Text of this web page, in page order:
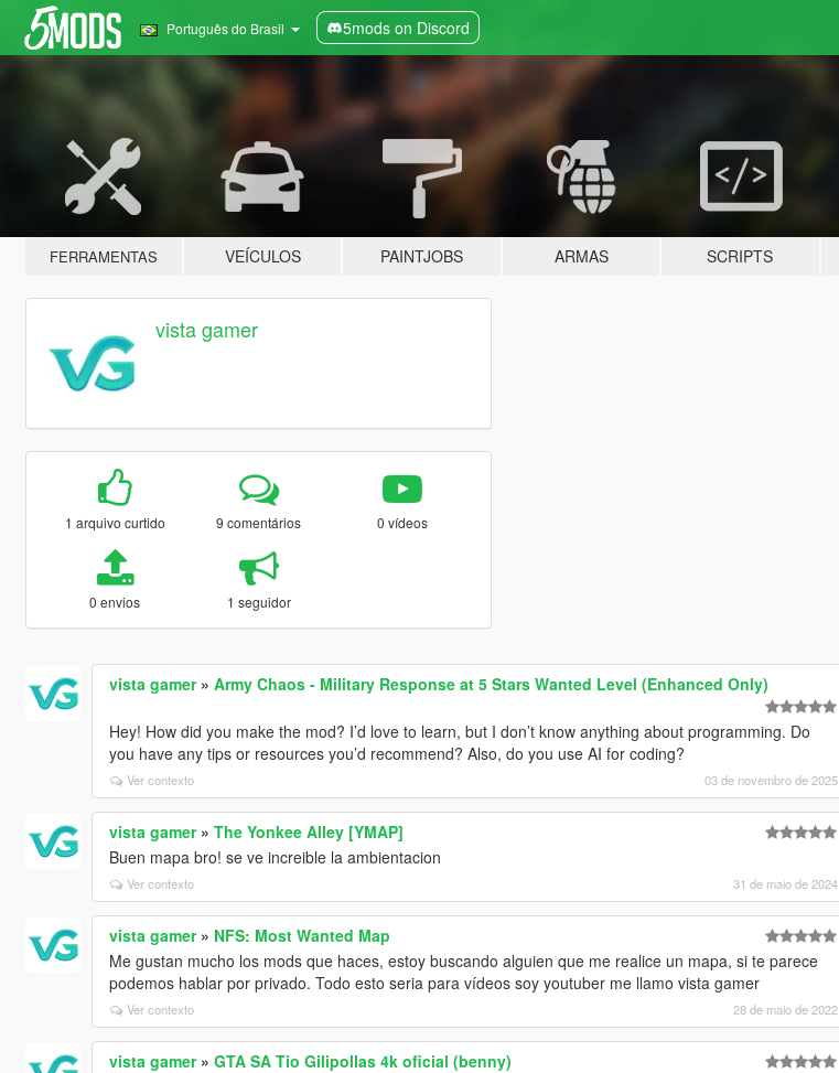
Português do Brasil 5mods on Discord
FERRAMENTAS VEÍCULOS PAINTJOBS ARMAS SCRIPTS
vista gamer
1 arquivo curtido 9 comentários 0 vídeos
0 envios 1 seguidor
vista gamer» Army Chaos - Military Response at 5 Stars Wanted Level (Enhanced Only)
Hey! How did you make the mod? I’d love to learn, but I don’t know anything about programming. Do
you have any tips or resources you’d recommend? Also, do you use AI for coding?
Ver contexto 03 de novembro de 2025
vista gamer» The Yonkee Alley [YMAP]
Buen mapa bro! se ve increible la ambientacion
Ver contexto 31 de maio de 2024
vista gamer» NFS: Most Wanted Map
Me gustan mucho los mods que haces, estoy buscando alguien que me realice un mapa, si te parece
podemos hablar por privado. Todo esto seria para vídeos soy youtuber me llamo vista gamer
Ver contexto 28 de maio de 2022
vista gamer» GTA SA Tio Gilipollas 4k oficial (benny)